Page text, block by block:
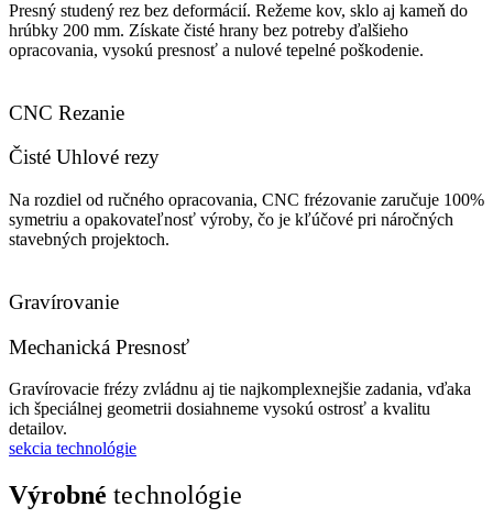
Presný studený rez bez deformácií. Režeme kov, sklo aj kameň do
hrúbky 200 mm. Získate čisté hrany bez potreby ďalšieho
opracovania, vysokú presnosť a nulové tepelné poškodenie.
CNC Rezanie
Čisté Uhlové rezy
Na rozdiel od ručného opracovania, CNC frézovanie zaručuje 100%
symetriu a opakovateľnosť výroby, čo je kľúčové pri náročných
stavebných projektoch.
Gravírovanie
Mechanická Presnosť
Gravírovacie frézy zvládnu aj tie najkomplexnejšie zadania, vďaka
ich špeciálnej geometrii dosiahneme vysokú ostrosť a kvalitu
detailov.
sekcia technológie
Výrobné technológie